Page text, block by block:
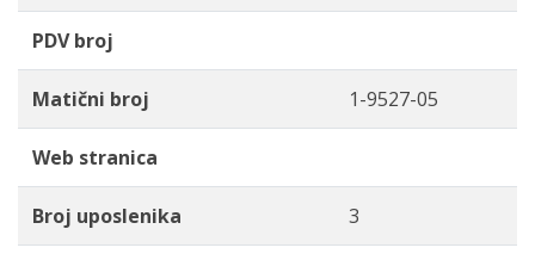
PDV broj
Matični broj 1-9527-05
Web stranica
Broj uposlenika 3